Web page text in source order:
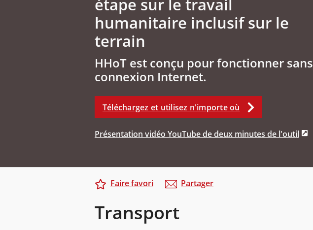
étape sur le travail
humanitaire inclusif sur le
terrain
HHoT est conçu pour fonctionner sans
connexion Internet.
Téléchargez et utilisez n'importe où
Présentation vidéo YouTube de deux minutes de l'outil
Transport
Faire favori Partager